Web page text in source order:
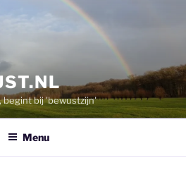
begint bij 'bewustzijn'
Menu